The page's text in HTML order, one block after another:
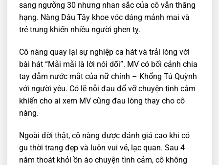
sang ngưỡng 30 nhưng nhan sắc của cô vẫn thăng
hạng. Nàng Dâu Tây khoe vóc dáng mảnh mai và
trẻ trung khiến nhiều người ghen tỵ.
Cô nàng quay lại sự nghiệp ca hát và trải lòng với
bài hát “Mãi mãi là lời nói dối”. MV có bối cảnh chia
tay đẫm nước mắt của nữ chính – Khổng Tú Quỳnh
với người yêu. Có lẽ nỗi đau đổ vỡ chuyện tình cảm
khiến cho ai xem MV cũng đau lòng thay cho cô
nàng.
Ngoài đời thật, cô nàng được đánh giá cao khi có
gu thời trang đẹp và luôn vui vẻ, lạc quan. Sau 4
năm thoát khỏi ồn ào chuyện tình cảm, cô không